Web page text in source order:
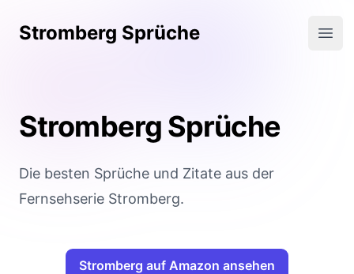
Stromberg Sprüche
Stromberg Sprüche
Die besten Sprüche und Zitate aus der
Fernsehserie Stromberg.
Stromberg auf Amazon ansehen